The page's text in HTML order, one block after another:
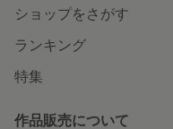
ショップをさがす
ランキング
特集
作品販売について